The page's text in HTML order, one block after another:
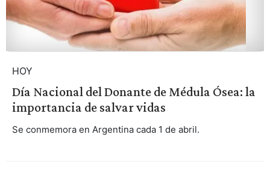
HOY
Día Nacional del Donante de Médula Ósea: la
importancia de salvar vidas
Se conmemora en Argentina cada 1 de abril.